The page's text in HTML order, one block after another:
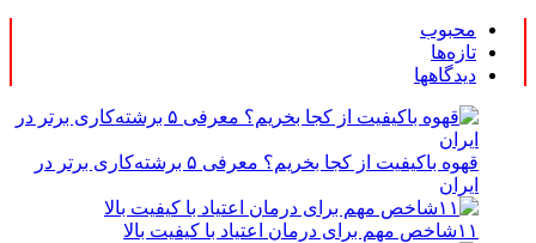
محبوب
تازه‌ها
دیدگاهها
قهوه باکیفیت از کجا بخریم؟ معرفی ۵ برشته‌کاری برتر در
ایران
۱۱شاخص مهم برای درمان اعتیاد با کیفیت بالا